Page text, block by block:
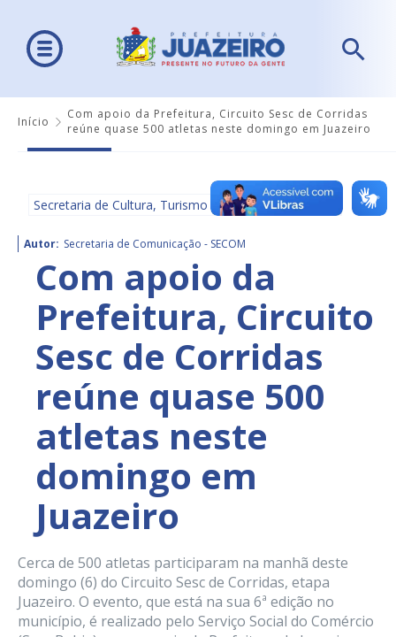
Início
Com apoio da Prefeitura, Circuito Sesc de Corridas
reúne quase 500 atletas neste domingo em Juazeiro
Secretaria de Cultura, Turismo e Esportes - SECULTE
Autor: Secretaria de Comunicação - SECOM
Com apoio da
Prefeitura, Circuito
Sesc de Corridas
reúne quase 500
atletas neste
domingo em
Juazeiro
Cerca de 500 atletas participaram na manhã deste
domingo (6) do Circuito Sesc de Corridas, etapa
Juazeiro. O evento, que está na sua 6ª edição no
município, é realizado pelo Serviço Social do Comércio